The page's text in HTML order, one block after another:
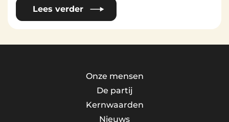
Lees verder
Onze mensen
De partij
Kernwaarden
Nieuws